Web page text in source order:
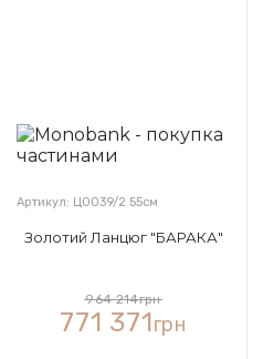
Артикул: Ц0039/2 55см
Золотий Ланцюг "БАРАКА"
964 214грн
771 371грн